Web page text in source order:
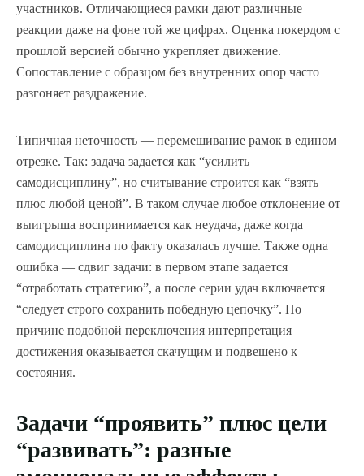
участников. Отличающиеся рамки дают различные
реакции даже на фоне той же цифрах. Оценка покердом с
прошлой версией обычно укрепляет движение.
Сопоставление с образцом без внутренних опор часто
разгоняет раздражение.
Типичная неточность — перемешивание рамок в едином
отрезке. Так: задача задается как “усилить
самодисциплину”, но считывание строится как “взять
плюс любой ценой”. В таком случае любое отклонение от
выигрыша воспринимается как неудача, даже когда
самодисциплина по факту оказалась лучше. Также одна
ошибка — сдвиг задачи: в первом этапе задается
“отработать стратегию”, а после серии удач включается
“следует строго сохранить победную цепочку”. По
причине подобной переключения интерпретация
достижения оказывается скачущим и подвешено к
состояния.
Задачи “проявить” плюс цели
“развивать”: разные